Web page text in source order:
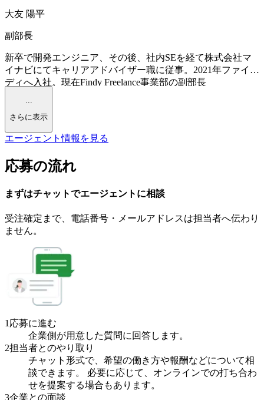
大友 陽平
副部長
新卒で開発エンジニア、その後、社内SEを経て株式会社マ
イナビにてキャリアアドバイザー職に従事。2021年ファイン
ディへ入社。現在Findy Freelance事業部の副部長
...
さらに表示
エージェント情報を見る
応募の流れ
まずはチャットでエージェント に相談
受注確定まで、 電話番号・メールアドレスは担当者へ伝わり
ません。
1 応募に進む
企業側が用意した質問に回答します。
2担当者とのやり取り
チャット形式で、希望の働き方や報酬などについて相
談できます。 必要に応じて、オンラインでの打ち合わ
せを提案する場合もあります。
3企業との面談